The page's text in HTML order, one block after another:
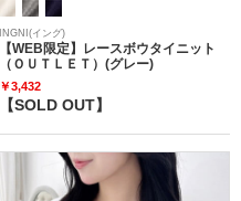
INGNI(イング)
【WEB限定】レースボウタイニット
（ＯＵＴＬＥＴ）(グレー)
￥3,432
【SOLD OUT】